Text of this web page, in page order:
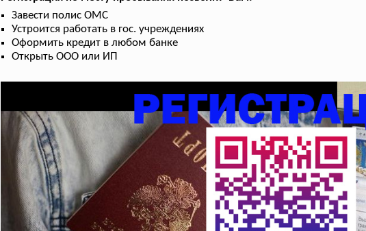
Завести полис ОМС
Устроится работать в гос. учреждениях
Оформить кредит в любом банке
Открыть ООО или ИП